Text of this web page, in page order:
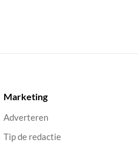
Marketing
Adverteren
Tip de redactie